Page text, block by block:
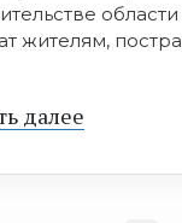
жителям,
далее